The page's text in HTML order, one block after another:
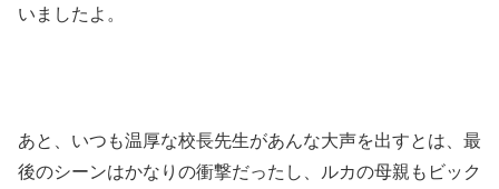
いましたよ。
あと、いつも温厚な校長先生があんな大声を出すとは、最
後のシーンはかなりの衝撃だったし、ルカの母親もビック